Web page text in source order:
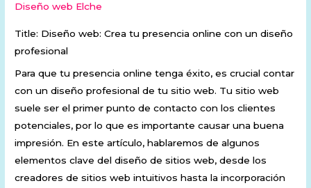
Diseño web Elche
Title: Diseño web: Crea tu presencia online con un diseño
profesional
Para que tu presencia online tenga éxito, es crucial contar
con un diseño profesional de tu sitio web. Tu sitio web
suele ser el primer punto de contacto con los clientes
potenciales, por lo que es importante causar una buena
impresión. En este artículo, hablaremos de algunos
elementos clave del diseño de sitios web, desde los
creadores de sitios web intuitivos hasta la incorporación